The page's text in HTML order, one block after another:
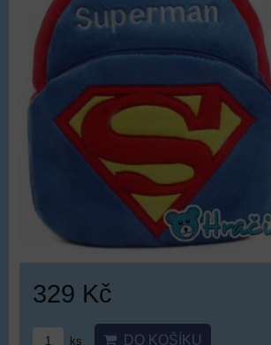
329 Kč
ks DO KOŠÍKU